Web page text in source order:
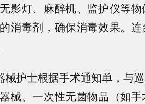
影灯、麻醉机、监护仪等
消毒剂，确保消毒效果。
械护士根据手术通知单，与
械、一次性无菌物品（如